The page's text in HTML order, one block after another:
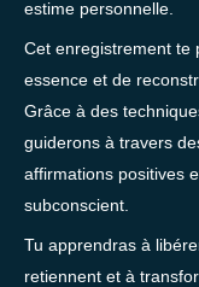
estime personnelle.
Cet enregistrement te
essence et de
Grâce à des
guiderons à travers
affirmations positives
subconscient.
Tu apprendras à
retiennent et à